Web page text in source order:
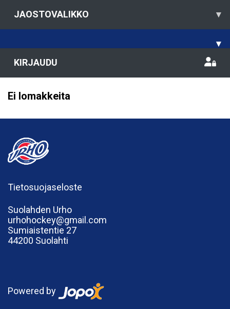
JAOSTOVALIKKO ▾
▾
KIRJAUDU
Ei lomakkeita
Tietosuojaseloste
Suolahden Urho
urhohockey@gmail.com
Sumiaistentie 27
44200 Suolahti
Powered by